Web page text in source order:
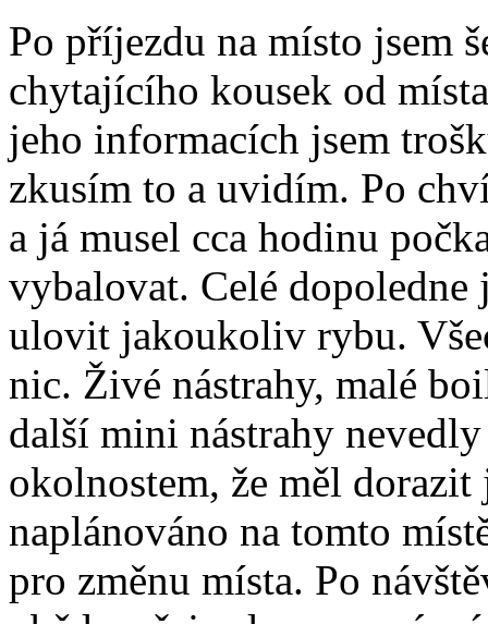
Po příjezdu na místo jsem
chytajícího kousek od
jeho informacích jsem
zkusím to a uvidím. Po
a já musel cca hodinu
vybalovat. Celé dopoledne
ulovit jakoukoliv rybu.
nic. Živé nástrahy, malé
další mini nástrahy
okolnostem, že měl dorazit
naplánováno na tomto
pro změnu místa. Po